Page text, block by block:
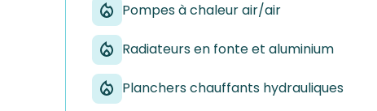
Pompes à chaleur air/air
Radiateurs en fonte et aluminium
Planchers chauffants hydrauliques